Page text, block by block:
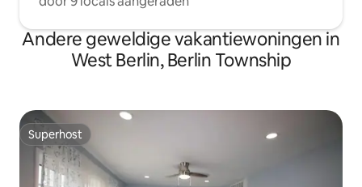
Andere geweldige vakantiewoningen in
West Berlin, Berlin Township
Superhost
Superhost